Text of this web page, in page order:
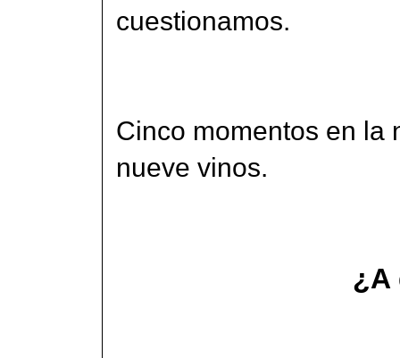
cuestionamos.
Cinco momentos en la
nueve vinos.
¿A